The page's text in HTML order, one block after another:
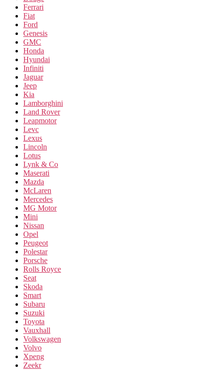
Ferrari
Fiat
Ford
Genesis
GMC
Honda
Hyundai
Infiniti
Jaguar
Jeep
Kia
Lamborghini
Land Rover
Leapmotor
Levc
Lexus
Lincoln
Lotus
Lynk & Co
Maserati
Mazda
McLaren
Mercedes
MG Motor
Mini
Nissan
Opel
Peugeot
Polestar
Porsche
Rolls Royce
Seat
Skoda
Smart
Subaru
Suzuki
Toyota
Vauxhall
Volkswagen
Volvo
Xpeng
Zeekr